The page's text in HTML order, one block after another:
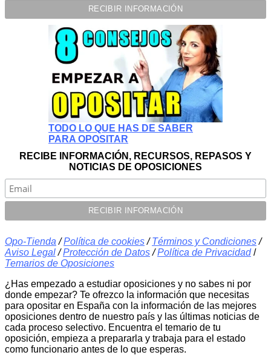
TODO LO QUE HAS DE SABER
PARA OPOSITAR
RECIBE INFORMACIÓN, RECURSOS, REPASOS Y
NOTICIAS DE OPOSICIONES
Opo-Tienda /Política de cookies/Términos y Condiciones/
Aviso Legal/Protección de Datos/Política de Privacidad /
Temarios de Oposiciones
¿Has empezado a estudiar oposiciones y no sabes ni por
donde empezar? Te ofrezco la información que necesitas
para opositar en España con la información de las mejores
oposiciones dentro de nuestro país y las últimas noticias de
cada proceso selectivo. Encuentra el temario de tu
oposición, empieza a prepararla y trabaja para el estado
como funcionario antes de lo que esperas.